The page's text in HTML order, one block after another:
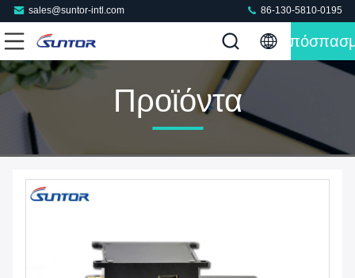
sales@suntor-intl.com 86-130-5810-0195
Προϊόντα